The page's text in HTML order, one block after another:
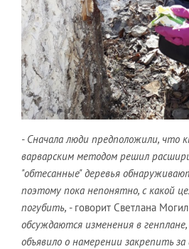
- Сначала люди предположили, что
варварским методом решил
"обтесанные" деревья
поэтому пока непонятно, с какой
погубить, - говорит Светлана
обсуждаются изменения в
объявило о намерении закрепить